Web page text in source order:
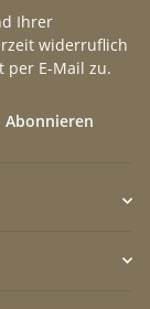
Ihrer
widerruflich
per E-Mail zu.
Abonnieren